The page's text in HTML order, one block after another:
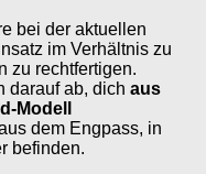
bei der aktuellen
im Verhältnis zu
zu rechtfertigen.
darauf ab, dich aus
Modell
dem Engpass, in
befinden.